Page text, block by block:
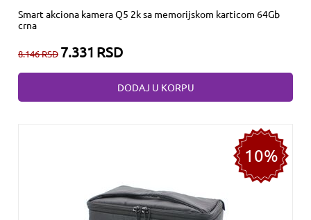
Smart akciona kamera Q5 2k sa memorijskom karticom 64Gb
crna
8.146RSD 7.331 RSD
DODAJ U KORPU
10%